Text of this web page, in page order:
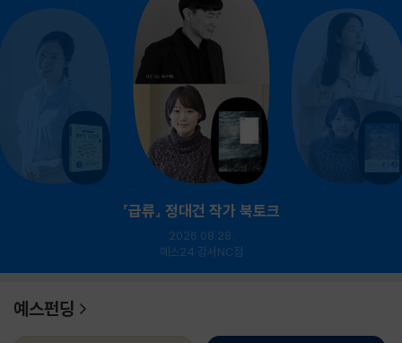
『급류』 정대건 작가 북토크
2026.08.28.
예스24 강서NC점
예스펀딩